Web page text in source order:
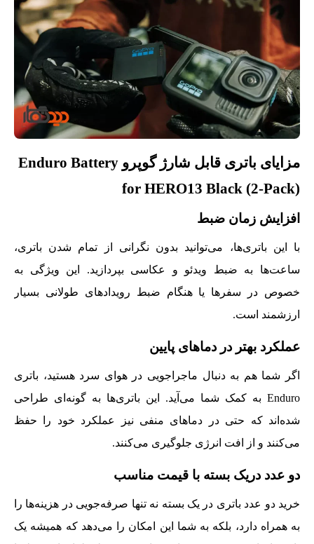
مزایای باتری قابل شارژ گوپرو Enduro Battery
for HERO13 Black (2-Pack)
افزایش زمان ضبط
با این باتری‌ها، می‌توانید بدون نگرانی از تمام شدن باتری،
ساعت‌ها به ضبط ویدئو و عکاسی بپردازید. این ویژگی به
خصوص در سفرها یا هنگام ضبط رویدادهای طولانی بسیار
ارزشمند است.
عملکرد بهتر در دماهای پایین
اگر شما هم به دنبال ماجراجویی در هوای سرد هستید، باتری
Enduro به کمک شما می‌آید. این باتری‌ها به گونه‌ای طراحی
شده‌اند که حتی در دماهای منفی نیز عملکرد خود را حفظ
می‌کنند و از افت انرژی جلوگیری می‌کنند.
دو عدد دریک بسته با قیمت مناسب
خرید دو عدد باتری در یک بسته نه تنها صرفه‌جویی در هزینه‌ها را
به همراه دارد، بلکه به شما این امکان را می‌دهد که همیشه یک